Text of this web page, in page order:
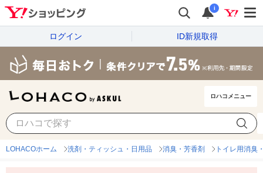
i
ログイン ID新規取得
ロハコメニュー
LOHACOホーム 洗剤・ティッシュ・日用品 消臭・芳香剤 トイレ用消臭